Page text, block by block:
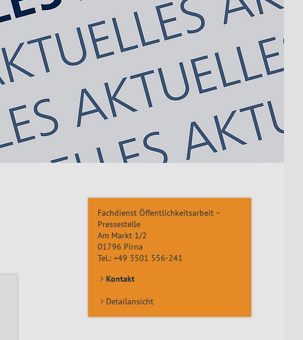
Fachdienst Öffentlichkeitsarbeit –
Pressestelle
Am Markt 1/2
01796 Pirna
Tel.:+49 3501 556-241
Kontakt
Detailansicht